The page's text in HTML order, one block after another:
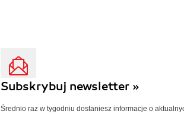
Subskrybuj newsletter »
Średnio raz w tygodniu dostaniesz informacje o